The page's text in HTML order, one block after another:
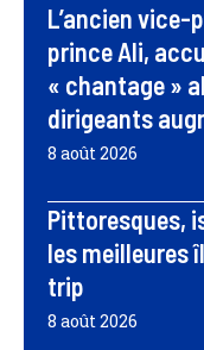
L’ancien vice-
prince Ali,
« chantage »
dirigeants
8 août 2026
Pittoresques,
les meilleures
trip
8 août 2026